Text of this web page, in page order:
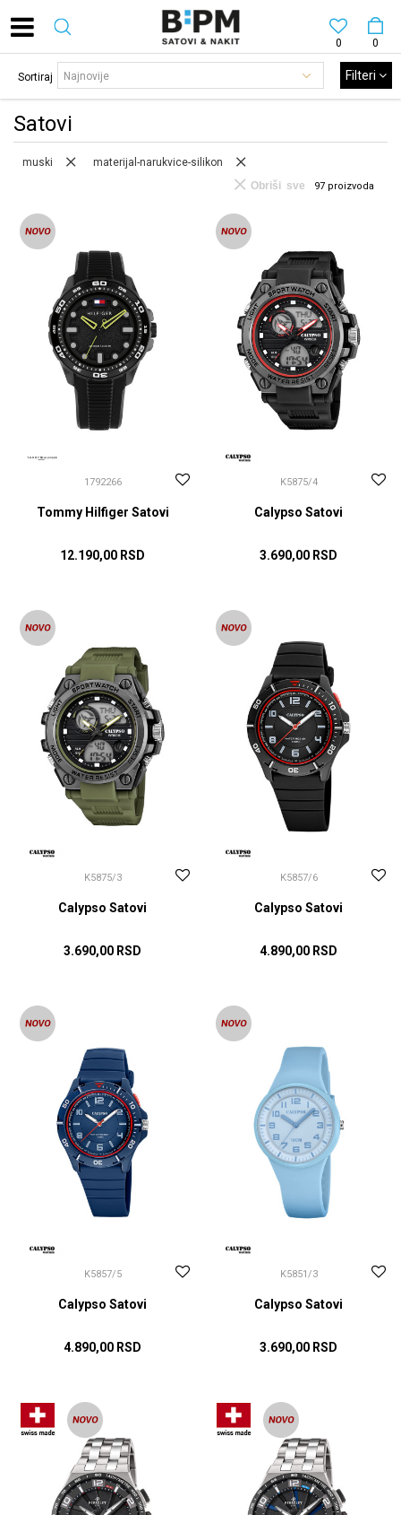
0
0
Satovi
Sortiraj Filteri
muski materijal-narukvice-silikon
97 proizvoda
Obriši sve
1792266
Tommy Hilfiger Satovi
12.190,00 RSD
K5875/4
Calypso Satovi
3.690,00 RSD
K5875/3
Calypso Satovi
3.690,00 RSD
K5857/6
Calypso Satovi
4.890,00 RSD
K5857/5
Calypso Satovi
4.890,00 RSD
DODAJ U KORPU
K5851/3
Calypso Satovi
3.690,00 RSD
DODAJ U KORPU